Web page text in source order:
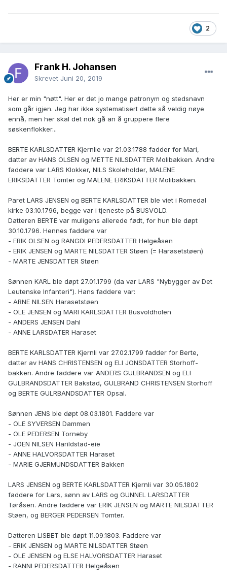
2
Frank H. Johansen
Skrevet Juni 20, 2019
Her er min "nøtt". Her er det jo mange patronym og stedsnavn
som går igjen. Jeg har ikke systematisert dette så veldig nøye
ennå, men her skal det nok gå an å gruppere flere
søskenflokker...
BERTE KARLSDATTER Kjernlie var 21.03.1788 fadder for Mari,
datter av HANS OLSEN og METTE NILSDATTER Molibakken. Andre
faddere var LARS Klokker, NILS Skoleholder, MALENE
ERIKSDATTER Tomter og MALENE ERIKSDATTER Molibakken.
Paret LARS JENSEN og BERTE KARLSDATTER ble viet i Romedal
kirke 03.10.1796, begge var i tjeneste på BUSVOLD.
Datteren BERTE var muligens allerede født, for hun ble døpt
30.10.1796. Hennes faddere var
- ERIK OLSEN og RANGDI PEDERSDATTER Helgeåsen
- ERIK JENSEN og MARTE NILSDATTER Støen (= Harasetstøen)
- MARTE JENSDATTER Støen
Sønnen KARL ble døpt 27.01.1799 (da var LARS "Nybygger av Det
Leutenske Infanteri"). Hans faddere var:
- ARNE NILSEN Harasetstøen
- OLE JENSEN og MARI KARLSDATTER Busvoldholen
- ANDERS JENSEN Dahl
- ANNE LARSDATER Haraset
BERTE KARLSDATTER Kjernli var 27.02.1799 fadder for Berte,
datter av HANS CHRISTENSEN og ELI JONSDATTER Storhoff-
bakken. Andre faddere var ANDERS GULBRANDSEN og ELI
GULBRANDSDATTER Bakstad, GULBRAND CHRISTENSEN Storhoff
og BERTE GULRBANDSDATTER Opsal.
Sønnen JENS ble døpt 08.03.1801. Faddere var
- OLE SYVERSEN Dammen
- OLE PEDERSEN Torneby
- JOEN NILSEN Harildstad-eie
- ANNE HALVORSDATTER Haraset
- MARIE GJERMUNDSDATTER Bakken
LARS JENSEN og BERTE KARLSDATTER Kjernli var 30.05.1802
faddere for Lars, sønn av LARS og GUNNEL LARSDATTER
Tøråsen. Andre faddere var ERIK JENSEN og MARTE NILSDATTER
Støen, og BERGER PEDERSEN Tomter.
Datteren LISBET ble døpt 11.09.1803. Faddere var
- ERIK JENSEN og MARTE NILSDATTER Støen
- OLE JENSEN og ELSE HALVORSDATTER Haraset
- RANNI PEDERSDATTER Helgeåsen